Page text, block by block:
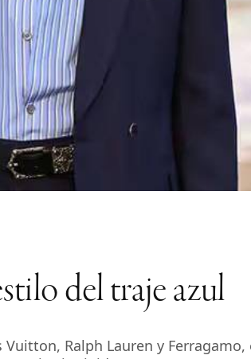
del traje azul
Ralph Lauren y